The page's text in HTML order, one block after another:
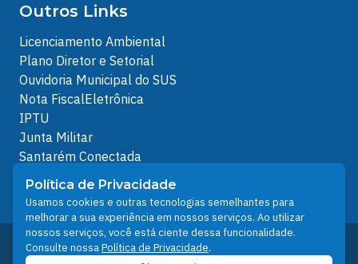
Outros Links
Licenciamento Ambiental
Plano Diretor e Setorial
Ouvidoria Municipal do SUS
Nota FiscalEletrônica
IPTU
Junta Militar
Santarém Conectada
Política de Privacidade
People illustrations by Storyset
Desenvolvido pelo Núcleo Técnico de Gestão de
Política de Privacidade
Usamos cookies e outras tecnologias semelhantes para
melhorar a sua experiência em nossos serviços. Ao utilizar
nossos serviços, você está ciente dessa funcionalidade.
Consulte nossaPolítica de Privacidade.